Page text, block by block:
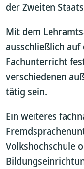
der Zweiten
Mit dem
ausschließlich auf
Fachunterricht
verschiedenen
tätig sein.
Ein weiteres
Volkshochschule